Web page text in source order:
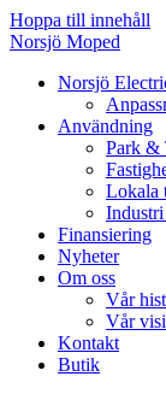
Hoppa till innehåll
Norsjö Moped
Norsjö
Användning
Park &
Lokala
Finansiering
Nyheter
Om oss
Vår
Vår
Kontakt
Butik